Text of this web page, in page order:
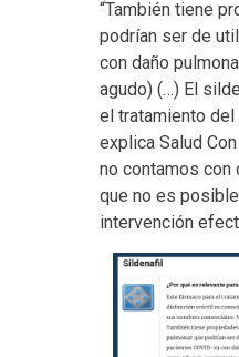
“También tiene
podrían ser de
con daño
agudo) (…) El
el tratamiento del
explica Salud Con
no contamos con
que no es
intervención